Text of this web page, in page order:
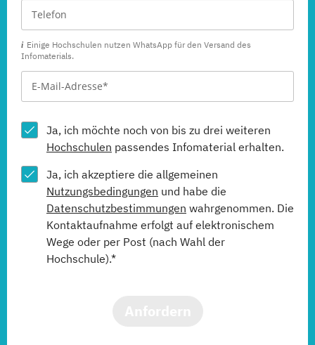
Einige Hochschulen nutzen WhatsApp für den Versand des
Infomaterials.
Ja, ich möchte noch von bis zu drei weiteren
Hochschulen passendes Infomaterial erhalten.
Ja, ich akzeptiere die allgemeinen
Nutzungsbedingungen und habe die
Datenschutzbestimmungen wahrgenommen. Die
Kontaktaufnahme erfolgt auf elektronischem
Wege oder per Post (nach Wahl der
Hochschule).*